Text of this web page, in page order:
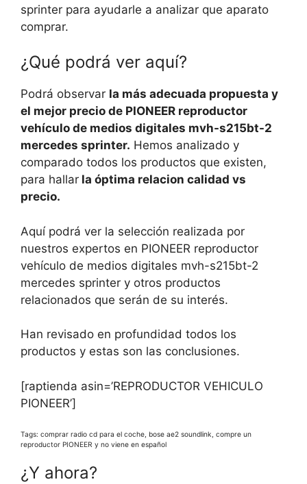
sprinter para ayudarle a analizar que aparato
comprar.
¿Qué podrá ver aquí?
Podrá observar la más adecuada propuesta y
el mejor precio de PIONEER reproductor
vehículo de medios digitales mvh-s215bt-2
mercedes sprinter. Hemos analizado y
comparado todos los productos que existen,
para hallar la óptima relacion calidad vs
precio.
Aquí podrá ver la selección realizada por
nuestros expertos en PIONEER reproductor
vehículo de medios digitales mvh-s215bt-2
mercedes sprinter y otros productos
relacionados que serán de su interés.
Han revisado en profundidad todos los
productos y estas son las conclusiones.
[raptienda asin=’REPRODUCTOR VEHICULO
PIONEER’]
Tags: comprar radio cd para el coche, bose ae2 soundlink, compre un
reproductor PIONEER y no viene en español
¿Y ahora?